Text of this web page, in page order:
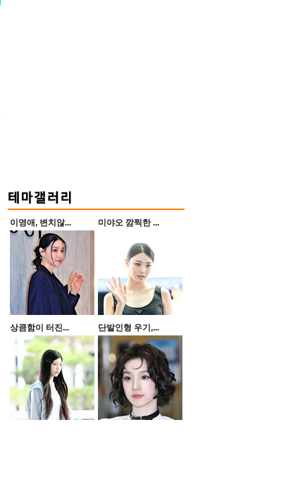
이영애, 변치않... 미야오 깜찍한 ...
상큼함이 터진... 단발인형 우기,...